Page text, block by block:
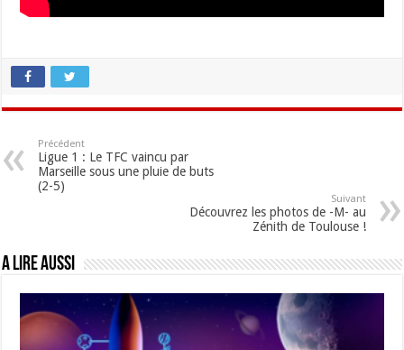
Précédent
Ligue 1 : Le TFC vaincu par
Marseille sous une pluie de buts
(2-5)
Suivant
Découvrez les photos de -M- au
Zénith de Toulouse !
A lire aussi